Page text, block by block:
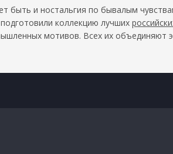
и ностальгия по бывалым
коллекцию лучших
мотивов. Всех их объединяют